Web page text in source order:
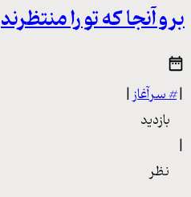
برو آنجا که تو را منتظرند
|
#سرآغاز|
بازدید
|
نظر